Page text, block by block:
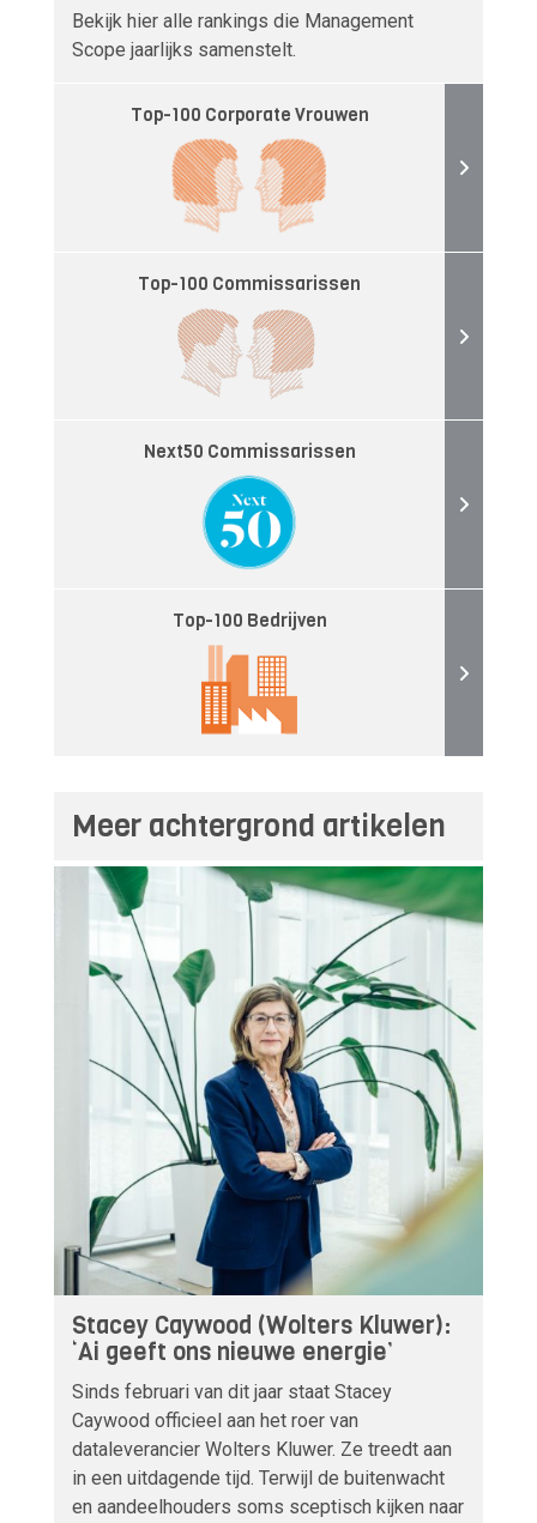
Bekijk hier alle rankings die Management
Scope jaarlijks samenstelt.
Top-100 Corporate Vrouwen
Top-100 Commissarissen
Next50 Commissarissen
Top-100 Bedrijven
Meer achtergrond artikelen
Stacey Caywood (Wolters Kluwer):
‘Ai geeft ons nieuwe energie’
Sinds februari van dit jaar staat Stacey
Caywood officieel aan het roer van
dataleverancier Wolters Kluwer. Ze treedt aan
in een uitdagende tijd. Terwijl de buitenwacht
en aandeelhouders soms sceptisch kijken naar